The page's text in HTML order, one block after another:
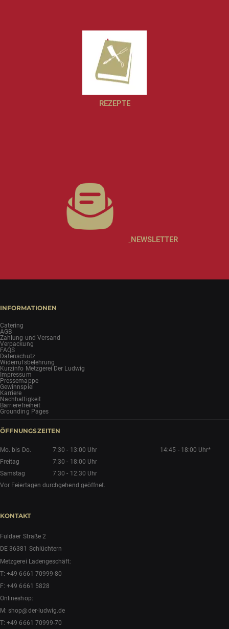
REZEPTE
NEWSLETTER
INFORMATIONEN
Catering
AGB
Zahlung und Versand
Verpackung
FAQS
Datenschutz
Widerrufsbelehrung
Kurzinfo Metzgerei Der Ludwig
Impressum
Pressemappe
Gewinnspiel
Karriere
Nachhaltigkeit
Barrierefreiheit
Grounding Pages
ÖFFNUNGSZEITEN
Mo. bis Do. 7:30 - 13:00 Uhr
14:45 - 18:00 Uhr*
Freitag
7:30 - 18:00 Uhr
Samstag
7:30 - 12:30 Uhr
Vor Feiertagen durchgehend geöffnet.
KONTAKT
Fuldaer Straße 2
DE 36381 Schlüchtern
Metzgerei Ladengeschäft:
T:+49 6661 70999-80
F: +49 6661 5828
Onlineshop:
M:shop@der-ludwig.de
T:+49 6661 70999-70